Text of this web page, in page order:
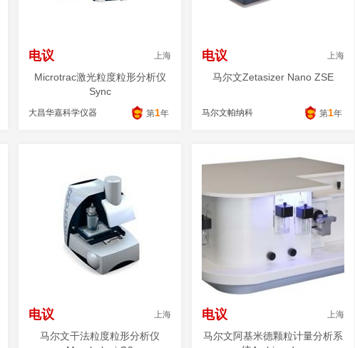
电议 上海
Microtrac激光粒度粒形分析仪
Sync
大昌华嘉科学仪器 第1年
电议 上海
马尔文Zetasizer Nano ZSE
马尔文帕纳科 第1年
电议 上海
马尔文干法粒度粒形分析仪
电议 上海
马尔文阿基米德颗粒计量分析系